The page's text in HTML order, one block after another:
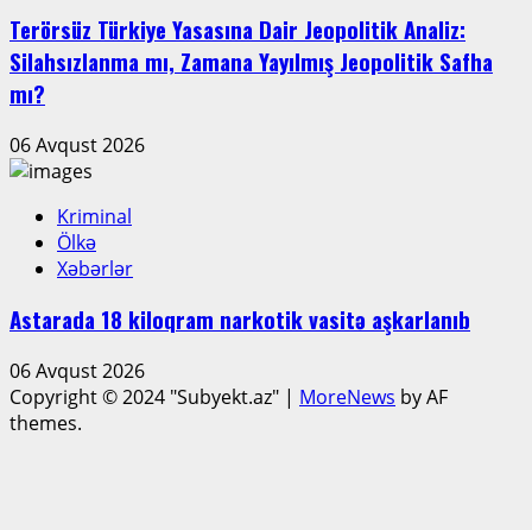
Terörsüz Türkiye Yasasına Dair Jeopolitik Analiz:
Silahsızlanma mı, Zamana Yayılmış Jeopolitik Safha
mı?
06 Avqust 2026
Kriminal
Ölkə
Xəbərlər
Astarada 18 kiloqram narkotik vasitə aşkarlanıb
06 Avqust 2026
Copyright © 2024 "Subyekt.az" | MoreNews by AF
themes.